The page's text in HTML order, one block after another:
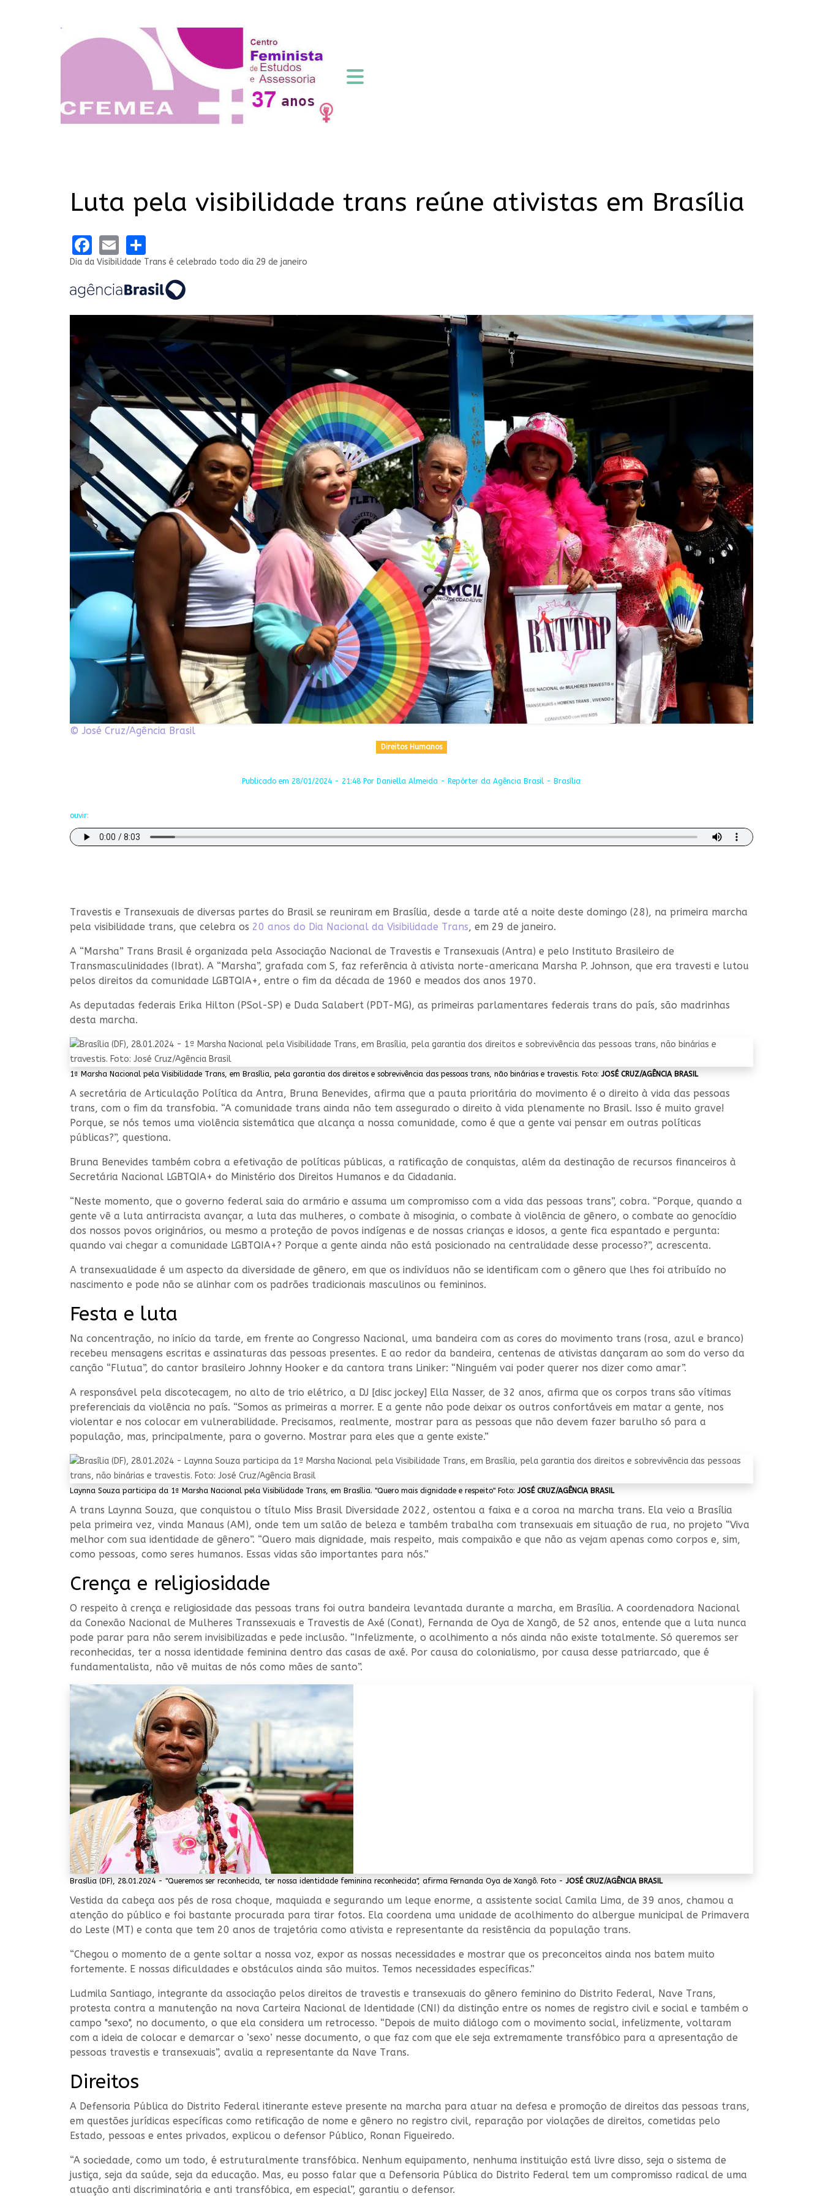
Luta pela visibilidade trans reúne ativistas em Brasília
Facebook
Email
Dia da Visibilidade Trans é celebrado todo dia 29 de janeiro
© José Cruz/Agência Brasil
Direitos Humanos
Publicado em 28/01/2024 - 21:48 Por Daniella Almeida - Repórter da Agência Brasil - Brasília
ouvir:
Travestis e Transexuais de diversas partes do Brasil se reuniram em Brasília, desde a tarde até a noite deste domingo (28), na primeira marcha
pela visibilidade trans, que celebra os 20 anos do Dia Nacional da Visibilidade Trans, em 29 de janeiro.
A “Marsha” Trans Brasil é organizada pela Associação Nacional de Travestis e Transexuais (Antra) e pelo Instituto Brasileiro de
Transmasculinidades (Ibrat). A “Marsha”, grafada com S, faz referência à ativista norte-americana Marsha P. Johnson, que era travesti e lutou
pelos direitos da comunidade LGBTQIA+, entre o fim da década de 1960 e meados dos anos 1970.
As deputadas federais Erika Hilton (PSol-SP) e Duda Salabert (PDT-MG), as primeiras parlamentares federais trans do país, são madrinhas
desta marcha.
1ª Marsha Nacional pela Visibilidade Trans, em Brasília, pela garantia dos direitos e sobrevivência das pessoas trans, não binárias e travestis. Foto: JOSÉ CRUZ/AGÊNCIA BRASIL
A secretária de Articulação Política da Antra, Bruna Benevides, afirma que a pauta prioritária do movimento é o direito à vida das pessoas
trans, com o fim da transfobia. “A comunidade trans ainda não tem assegurado o direito à vida plenamente no Brasil. Isso é muito grave!
Porque, se nós temos uma violência sistemática que alcança a nossa comunidade, como é que a gente vai pensar em outras políticas
públicas?”, questiona.
Bruna Benevides também cobra a efetivação de políticas públicas, a ratificação de conquistas, além da destinação de recursos financeiros à
Secretária Nacional LGBTQIA+ do Ministério dos Direitos Humanos e da Cidadania.
“Neste momento, que o governo federal saia do armário e assuma um compromisso com a vida das pessoas trans”, cobra. “Porque, quando a
gente vê a luta antirracista avançar, a luta das mulheres, o combate à misoginia, o combate à violência de gênero, o combate ao genocídio
dos nossos povos originários, ou mesmo a proteção de povos indígenas e de nossas crianças e idosos, a gente fica espantado e pergunta:
quando vai chegar a comunidade LGBTQIA+? Porque a gente ainda não está posicionado na centralidade desse processo?”, acrescenta.
A transexualidade é um aspecto da diversidade de gênero, em que os indivíduos não se identificam com o gênero que lhes foi atribuído no
nascimento e pode não se alinhar com os padrões tradicionais masculinos ou femininos.
Festa e luta
Na concentração, no início da tarde, em frente ao Congresso Nacional, uma bandeira com as cores do movimento trans (rosa, azul e branco)
recebeu mensagens escritas e assinaturas das pessoas presentes. E ao redor da bandeira, centenas de ativistas dançaram ao som do verso da
canção “Flutua”, do cantor brasileiro Johnny Hooker e da cantora trans Liniker: “Ninguém vai poder querer nos dizer como amar”.
A responsável pela discotecagem, no alto de trio elétrico, a DJ [disc jockey] Ella Nasser, de 32 anos, afirma que os corpos trans são vítimas
preferenciais da violência no país. “Somos as primeiras a morrer. E a gente não pode deixar os outros confortáveis em matar a gente, nos
violentar e nos colocar em vulnerabilidade. Precisamos, realmente, mostrar para as pessoas que não devem fazer barulho só para a
população, mas, principalmente, para o governo. Mostrar para eles que a gente existe.”
Laynna Souza participa da 1ª Marsha Nacional pela Visibilidade Trans, em Brasília. "Quero mais dignidade e respeito" Foto: JOSÉ CRUZ/AGÊNCIA BRASIL
A trans Laynna Souza, que conquistou o título Miss Brasil Diversidade 2022, ostentou a faixa e a coroa na marcha trans. Ela veio a Brasília
pela primeira vez, vinda Manaus (AM), onde tem um salão de beleza e também trabalha com transexuais em situação de rua, no projeto “Viva
melhor com sua identidade de gênero”. “Quero mais dignidade, mais respeito, mais compaixão e que não as vejam apenas como corpos e, sim,
como pessoas, como seres humanos. Essas vidas são importantes para nós.”
Crença e religiosidade
O respeito à crença e religiosidade das pessoas trans foi outra bandeira levantada durante a marcha, em Brasília. A coordenadora Nacional
da Conexão Nacional de Mulheres Transsexuais e Travestis de Axé (Conat), Fernanda de Oya de Xangô, de 52 anos, entende que a luta nunca
pode parar para não serem invisibilizadas e pede inclusão. “Infelizmente, o acolhimento a nós ainda não existe totalmente. Só queremos ser
reconhecidas, ter a nossa identidade feminina dentro das casas de axé. Por causa do colonialismo, por causa desse patriarcado, que é
fundamentalista, não vê muitas de nós como mães de santo”.
Brasília (DF), 28.01.2024 - "Queremos ser reconhecida, ter nossa identidade feminina reconhecida", afirma Fernanda Oya de Xangô. Foto - JOSÉ CRUZ/AGÊNCIA BRASIL
Vestida da cabeça aos pés de rosa choque, maquiada e segurando um leque enorme, a assistente social Camila Lima, de 39 anos, chamou a
atenção do público e foi bastante procurada para tirar fotos. Ela coordena uma unidade de acolhimento do albergue municipal de Primavera
do Leste (MT) e conta que tem 20 anos de trajetória como ativista e representante da resistência da população trans.
“Chegou o momento de a gente soltar a nossa voz, expor as nossas necessidades e mostrar que os preconceitos ainda nos batem muito
fortemente. E nossas dificuldades e obstáculos ainda são muitos. Temos necessidades específicas.”
Ludmila Santiago, integrante da associação pelos direitos de travestis e transexuais do gênero feminino do Distrito Federal, Nave Trans,
protesta contra a manutenção na nova Carteira Nacional de Identidade (CNI) da distinção entre os nomes de registro civil e social e também o
campo "sexo", no documento, o que ela considera um retrocesso. “Depois de muito diálogo com o movimento social, infelizmente, voltaram
com a ideia de colocar e demarcar o ‘sexo’ nesse documento, o que faz com que ele seja extremamente transfóbico para a apresentação de
pessoas travestis e transexuais”, avalia a representante da Nave Trans.
Direitos
A Defensoria Pública do Distrito Federal itinerante esteve presente na marcha para atuar na defesa e promoção de direitos das pessoas trans,
em questões jurídicas específicas como retificação de nome e gênero no registro civil, reparação por violações de direitos, cometidas pelo
Estado, pessoas e entes privados, explicou o defensor Público, Ronan Figueiredo.
“A sociedade, como um todo, é estruturalmente transfóbica. Nenhum equipamento, nenhuma instituição está livre disso, seja o sistema de
justiça, seja da saúde, seja da educação. Mas, eu posso falar que a Defensoria Pública do Distrito Federal tem um compromisso radical de uma
atuação anti discriminatória e anti transfóbica, em especial”, garantiu o defensor.